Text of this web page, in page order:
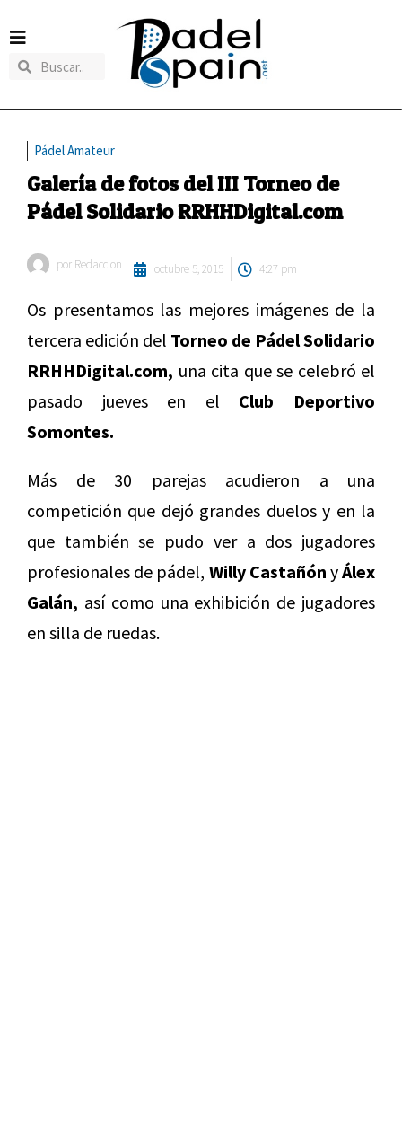
Pádel Amateur
Galería de fotos del III Torneo de
Pádel Solidario RRHHDigital.com
por Redaccion octubre 5, 2015 4:27 pm
Os presentamos las mejores imágenes de la
tercera edición del Torneo de Pádel Solidario
RRHHDigital.com, una cita que se celebró el
pasado jueves en el Club Deportivo
Somontes.
Más de 30 parejas acudieron a una
competición que dejó grandes duelos y en la
que también se pudo ver a dos jugadores
profesionales de pádel, Willy Castañón yÁlex
Galán, así como una exhibición de jugadores
en silla de ruedas.